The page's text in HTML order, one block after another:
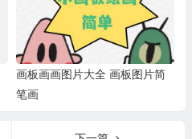
画板画画图片大全 画板图片简
笔画